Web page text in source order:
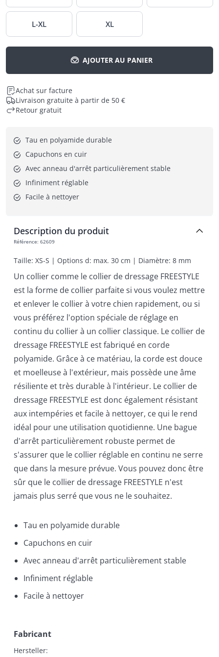
L-XL XL
AJOUTER AU PANIER
Achat sur facture
Livraison gratuite à partir de 50 €
Retour gratuit
Tau en polyamide durable
Capuchons en cuir
Avec anneau d'arrêt particulièrement stable
Infiniment réglable
Facile à nettoyer
Description du produit
Référence: 62609
Taille: XS-S | Options d: max. 30 cm | Diamètre: 8 mm
Un collier comme le collier de dressage FREESTYLE
est la forme de collier parfaite si vous voulez mettre
et enlever le collier à votre chien rapidement, ou si
vous préférez l'option spéciale de réglage en
continu du collier à un collier classique. Le collier de
dressage FREESTYLE est fabriqué en corde
polyamide. Grâce à ce matériau, la corde est douce
et moelleuse à l'extérieur, mais possède une âme
résiliente et très durable à l'intérieur. Le collier de
dressage FREESTYLE est donc également résistant
aux intempéries et facile à nettoyer, ce qui le rend
idéal pour une utilisation quotidienne. Une bague
d'arrêt particulièrement robuste permet de
s'assurer que le collier réglable en continu ne serre
que dans la mesure prévue. Vous pouvez donc être
sûr que le collier de dressage FREESTYLE n'est
jamais plus serré que vous ne le souhaitez.
Tau en polyamide durable
Capuchons en cuir
Avec anneau d'arrêt particulièrement stable
Infiniment réglable
Facile à nettoyer
Fabricant
Hersteller: